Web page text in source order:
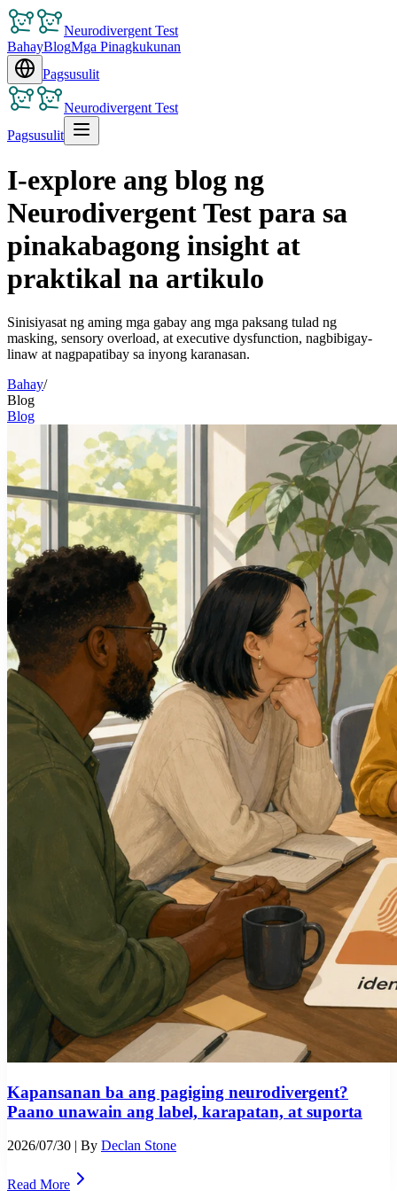
Neurodivergent Test
BahayBlogMga Pinagkukunan
Pagsusulit
Neurodivergent Test
Pagsusulit
I-explore ang blog ng
Neurodivergent Test para sa
pinakabagong insight at
praktikal na artikulo
Sinisiyasat ng aming mga gabay ang mga paksang tulad ng
masking, sensory overload, at executive dysfunction, nagbibigay-
linaw at nagpapatibay sa inyong karanasan.
Bahay/
Blog
Blog
Kapansanan ba ang pagiging neurodivergent?
Paano unawain ang label, karapatan, at suporta
2026/07/30 | By Declan Stone
Read More